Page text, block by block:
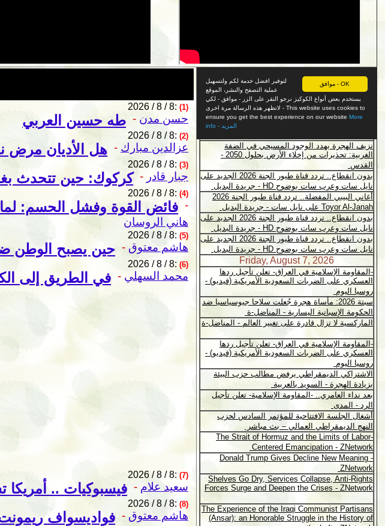
2026 / 8 / 8: (1)
طه حسين العربي - حسن مدن
2026 / 8 / 8: (2)
هل الأديان مرض - عزالدين مبارك
2026 / 8 / 8: (3)
كركوك: حين تتحدث- جبار قادر
2026 / 8 / 8: (4)
فائض القوة وفشل الحسم: -
هاني الروسان
2026 / 8 / 8: (5)
حين يصبح الوطن - هاشم معتوق
2026 / 8 / 8: (6)
في الطريق إلى الكنيست 26 المشهد السياسي – - محمد السهلي
2026 / 8 / 8: (7)
فيسبوكيات .. - سعيد علام
2026 / 8 / 8: (8)
فواديسواف - هاشم معتوق